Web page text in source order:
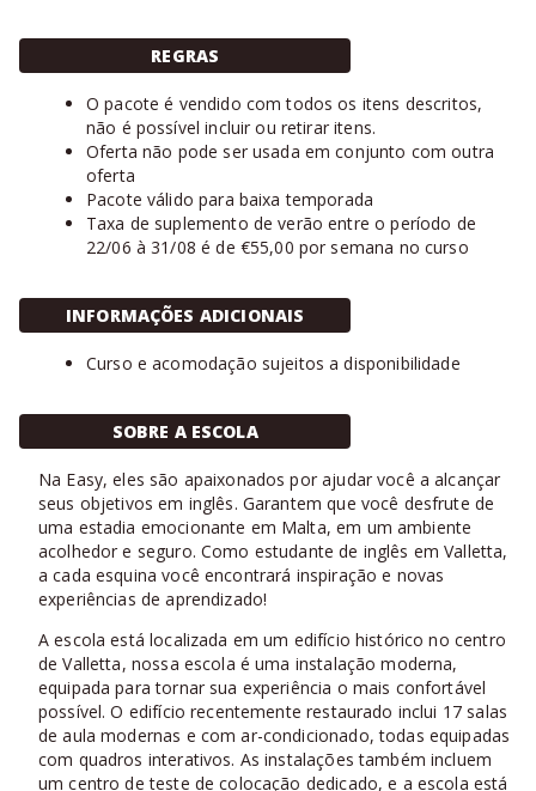
REGRAS
O pacote é vendido com todos os itens descritos,
não é possível incluir ou retirar itens.
Oferta não pode ser usada em conjunto com outra
oferta
Pacote válido para baixa temporada
Taxa de suplemento de verão entre o período de
22/06 à 31/08 é de €55,00 por semana no curso
INFORMAÇÕES ADICIONAIS
Curso e acomodação sujeitos a disponibilidade
SOBRE A ESCOLA
Na Easy, eles são apaixonados por ajudar você a alcançar
seus objetivos em inglês. Garantem que você desfrute de
uma estadia emocionante em Malta, em um ambiente
acolhedor e seguro. Como estudante de inglês em Valletta,
a cada esquina você encontrará inspiração e novas
experiências de aprendizado!
A escola está localizada em um edifício histórico no centro
de Valletta, nossa escola é uma instalação moderna,
equipada para tornar sua experiência o mais confortável
possível. O edifício recentemente restaurado inclui 17 salas
de aula modernas e com ar-condicionado, todas equipadas
com quadros interativos. As instalações também incluem
um centro de teste de colocação dedicado, e a escola está